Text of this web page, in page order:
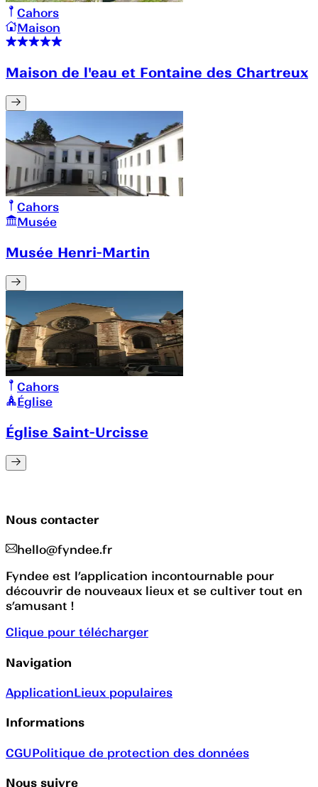
Cahors
Maison
Maison de l'eau et Fontaine des Chartreux
Cahors
Musée
Musée Henri-Martin
Cahors
Église
Église Saint-Urcisse
Nous contacter
hello@fyndee.fr
Fyndee est l’application incontournable pour
découvrir de nouveaux lieux et se cultiver tout en
s’amusant !
Clique pour télécharger
Navigation
ApplicationLieux populaires
Informations
CGUPolitique de protection des données
Nous suivre